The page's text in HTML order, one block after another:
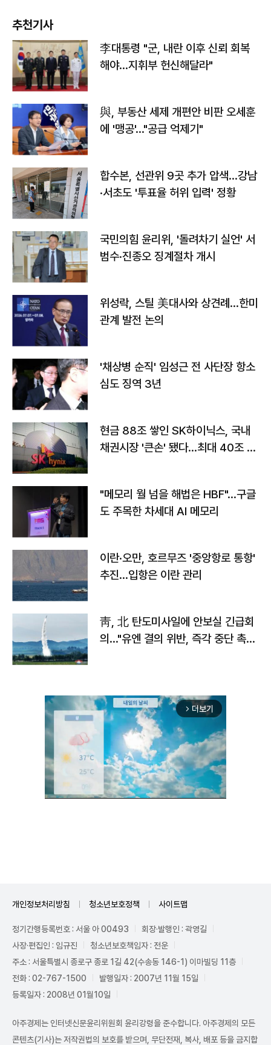
추천기사
李대통령 "군, 내란 이후 신뢰 회복
해야…지휘부 헌신해달라"
與, 부동산 세제 개편안 비판 오세훈
에 '맹공'…"공급 억제기"
합수본, 선관위 9곳 추가 압색…강남
·서초도 '투표율 허위 입력' 정황
국민의힘 윤리위, '돌려차기 실언' 서
범수·진종오 징계절차 개시
위성락, 스틸 美대사와 상견례…한미
관계 발전 논의
'채상병 순직' 임성근 전 사단장 항소
심도 징역 3년
현금 88조 쌓인 SK하이닉스, 국내
채권시장 '큰손' 됐다…최대 40조 투
"메모리 월 넘을 해법은 HBF"…구글
도 주목한 차세대 AI 메모리
이란·오만, 호르무즈 '중앙항로 통항'
추진…입항은 이란 관리
靑, 北 탄도미사일에 안보실 긴급회
의…"유엔 결의 위반, 즉각 중단 촉
arrow_forward_ios 더보기
개인정보처리방침 청소년보호정책 사이트맵
정기간행등록번호 : 서울 아 00493
회장·발행인 : 곽영길
사장·편집인 : 임규진
청소년보호책임자 : 전운
주소 : 서울특별시 종로구 종로 1길 42(수송동 146-1) 이마빌딩 11층
전화 : 02-767-1500
발행일자 : 2007년 11월 15일
등록일자 : 2008년 01월10일
아주경제는 인터넷신문윤리위원회 윤리강령을 준수합니다. 아주경제의 모든
콘텐츠(기사)는 저작권법의 보호를 받으며, 무단전재, 복사, 배포 등을 금지합